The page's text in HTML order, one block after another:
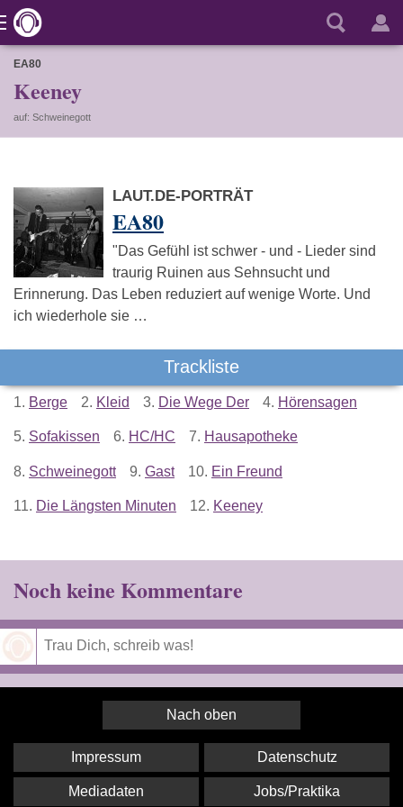
EA80
Keeney
auf: Schweinegott
LAUT.DE-PORTRÄT
EA80
"Das Gefühl ist schwer - und - Lieder sind
traurig Ruinen aus Sehnsucht und
Erinnerung. Das Leben reduziert auf wenige Worte. Und
ich wiederhole sie …
Trackliste
1. Berge 2. Kleid 3. Die Wege Der 4. Hörensagen
5. Sofakissen 6. HC/HC 7. Hausapotheke
8. Schweinegott 9. Gast 10. Ein Freund
11. Die Längsten Minuten 12. Keeney
Noch keine Kommentare
Nach oben
Impressum Datenschutz
Mediadaten Jobs/Praktika